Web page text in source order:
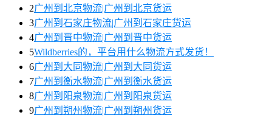
2广州到北京物流|广州到北京货运
3广州到石家庄物流|广州到石家庄货运
4广州到晋中物流|广州到晋中货运
5Wildberries的，平台用什么物流方式发货！
6广州到大同物流|广州到大同货运
7广州到衡水物流|广州到衡水货运
8广州到阳泉物流|广州到阳泉货运
9广州到朔州物流|广州到朔州货运